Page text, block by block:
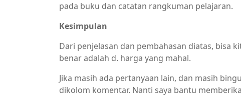
pada buku dan catatan rangkuman pelajaran.
Kesimpulan
Dari penjelasan dan pembahasan diatas, bisa
benar adalah d. harga yang mahal.
Jika masih ada pertanyaan lain, dan masih
dikolom komentar. Nanti saya bantu